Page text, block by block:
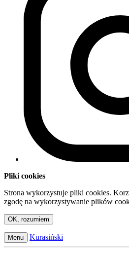
Pliki cookies
Strona wykorzystuje pliki cookies.
zgodę na wykorzystywanie plików
OK, rozumiem
Menu Kurasiński